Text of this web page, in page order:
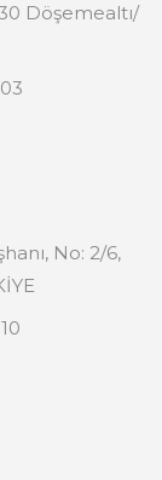
Döşemealtı/
No: 2/6,